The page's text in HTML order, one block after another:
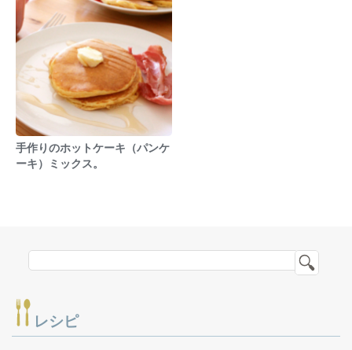
手作りのホットケーキ（パンケ
ーキ）ミックス。
レシピ